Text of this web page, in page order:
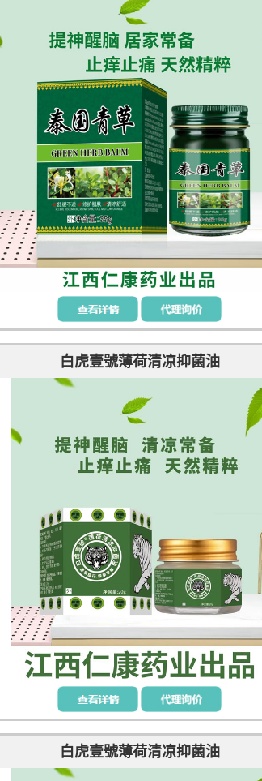
白虎壹號薄荷清凉抑菌油
白虎壹號薄荷清凉抑菌油